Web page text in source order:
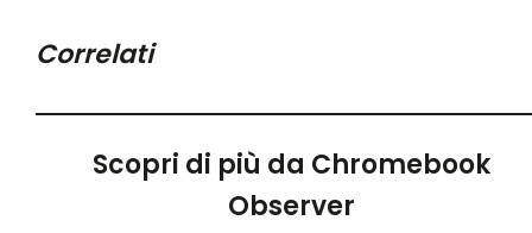
Correlati
Scopri di più da Chromebook
Observer